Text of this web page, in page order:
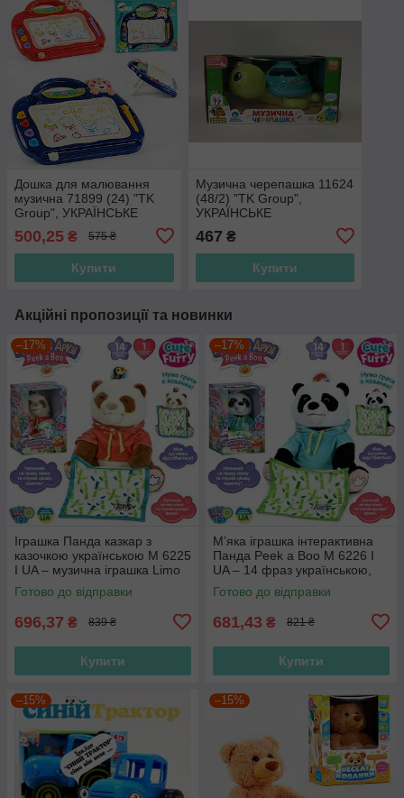
Дошка для малювання
музична 71899 (24) "TK
Group", УКРАЇНСЬКЕ
кольори, абетка, пісні,
цифри,
500,25 ₴ 575 ₴
Купити
Музична черепашка 11624
(48/2) "TK Group",
УКРАЇНСЬКЕ
пісня, світлові ефекти,
відкладає
467 ₴
Купити
Акційні пропозиції та новинки
–17%
Іграшка Панда казкар з
казочкою українською M 6225
I UA – музична іграшка Limo
Toy 27 см, ідеальний
подарунок
Готово до відправки
696,37 ₴ 839 ₴
Купити
–17%
М’яка іграшка інтерактивна
Панда Peek a Boo M 6226 I
UA – 14 фраз українською,
грає в хованки
Готово до відправки
681,43 ₴ 821 ₴
Купити
–15% –15%